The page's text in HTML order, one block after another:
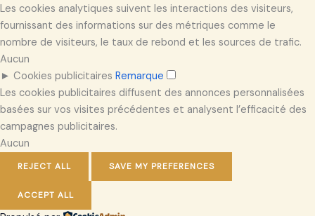
Les cookies analytiques suivent les interactions des visiteurs,
fournissant des informations sur des métriques comme le
nombre de visiteurs, le taux de rebond et les sources de trafic.
Aucun
► Cookies publicitaires Remarque
Les cookies publicitaires diffusent des annonces personnalisées
basées sur vos visites précédentes et analysent l’efficacité des
campagnes publicitaires.
Aucun
REJECT ALL SAVE MY PREFERENCES
ACCEPT ALL